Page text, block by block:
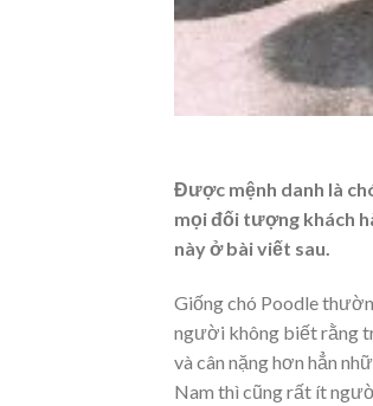
Được mệnh danh là
mọi đối tượng khách
này ở bài viết sau.
Giống chó Poodle
người không biết rằng
và cân nặng hơn hẳn
Nam thì cũng rất ít